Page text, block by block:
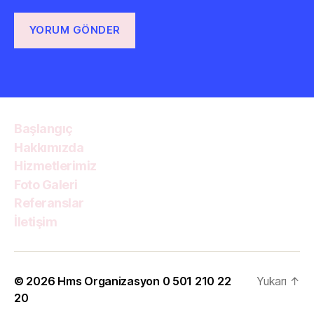
Başlangıç
Hakkımızda
Hizmetlerimiz
Foto Galeri
Referanslar
İletişim
© 2026 Hms Organizasyon 0 501 210 22
20
Yukarı ↑